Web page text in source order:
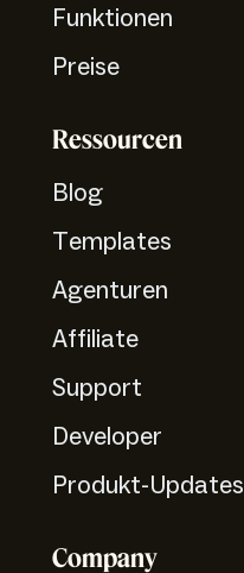
Funktionen
Preise
Ressourcen
Blog
Templates
Agenturen
Affiliate
Support
Developer
Produkt-Updates
Company